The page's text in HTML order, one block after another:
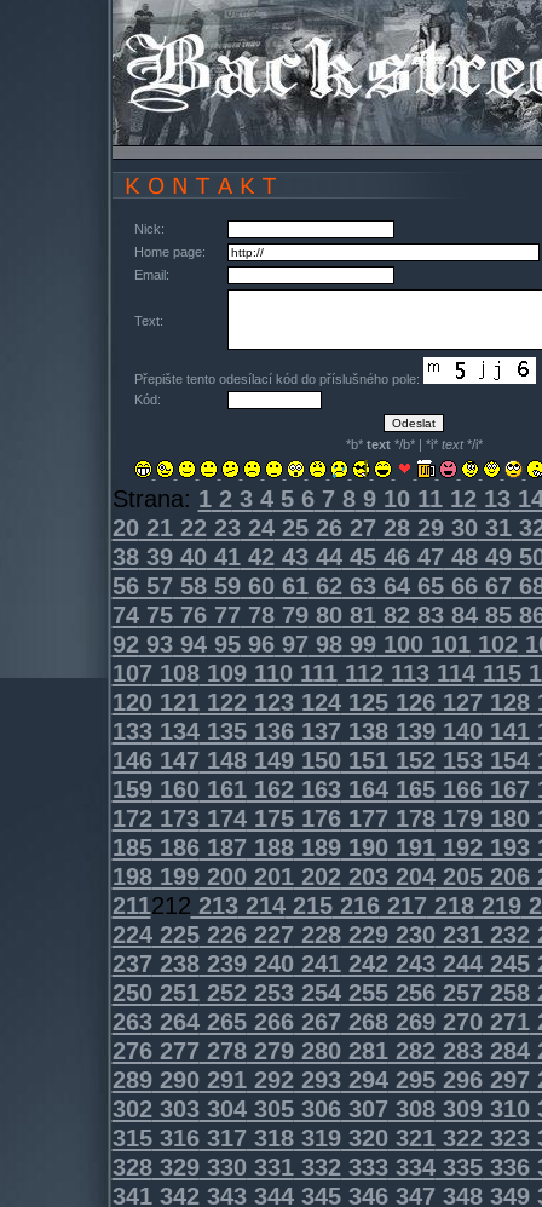
Nick:
Home page:
Email:
Text:
Přepište tento odesílací kód do příslušného pole:
Kód:
*b* text*/b* | *i* text*/i*
Strana: 12345678910111213
202122232425262728293031
383940414243444546474849
565758596061626364656667
747576777879808182838485
9293949596979899100101102
107108109110111112113114115
120121122123124125126127128
133134135136137138139140141
146147148149150151152153154
159160161162163164165166167
172173174175176177178179180
185186187188189190191192193
198199200201202203204205206
211212 213214215216217218219
224225226227228229230231232
237238239240241242243244245
250251252253254255256257258
263264265266267268269270271
276277278279280281282283284
289290291292293294295296297
302303304305306307308309310
315316317318319320321322323
328329330331332333334335336
341342343344345346347348349